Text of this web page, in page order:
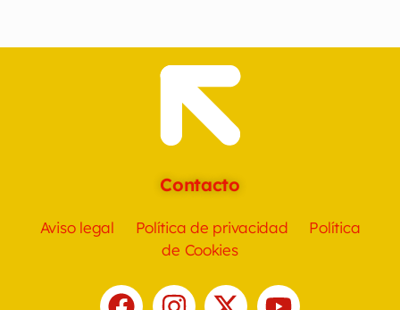
Contacto
Aviso legal Política de privacidad
Política
de Cookies